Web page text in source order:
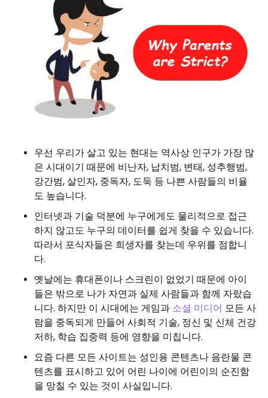
우선 우리가 살고 있는 현대는 역사상 인구가 가장 많
은 시대이기 때문에 비난자, 납치범, 변태, 성추행범,
강간범, 살인자, 중독자, 도둑 등 나쁜 사람들의 비율
도 높습니다.
인터넷과 기술 덕분에 누구에게도 물리적으로 접근
하지 않고도 누구의 데이터를 쉽게 찾을 수 있습니다.
따라서 포식자들은 희생자를 찾는데 우위를 점합니
다.
옛날에는 휴대폰이나 스크린이 없었기 때문에 아이
들은 밖으로 나가 자연과 실제 사람들과 함께 자랐습
니다. 하지만 이 시대에는 게임과 소셜 미디어 모든 사
람을 중독되게 만들어 사회적 기술, 정신 및 신체 건강
저하, 학습 집중력 등에 영향을 미칩니다.
요즘 다른 모든 사이트는 성인용 콘텐츠나 음란물 콘
텐츠를 표시하고 있어 어린 나이에 어린이의 순진함
을 망칠 수 있는 것이 사실입니다.